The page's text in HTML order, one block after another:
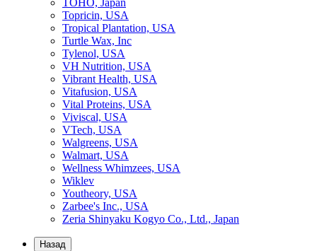
TOHO, Japan
Topricin, USA
Tropical Plantation, USA
Turtle Wax, Inc
Tylenol, USA
VH Nutrition, USA
Vibrant Health, USA
Vitafusion, USA
Vital Proteins, USA
Viviscal, USA
VTech, USA
Walgreens, USA
Walmart, USA
Wellness Whimzees, USA
Wiklev
Youtheory, USA
Zarbee's Inc., USA
Zeria Shinyaku Kogyo Co., Ltd., Japan
Назад